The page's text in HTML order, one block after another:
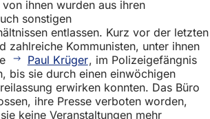
ihnen wurden aus ihren
sonstigen
entlassen. Kurz vor der letzten
zahlreiche Kommunisten, unter ihnen
Paul Krüger, im Polizeigefängnis
bis sie durch einen einwöchigen
erwirken konnten. Das Büro
ihre Presse verboten worden,
keine Veranstaltungen mehr